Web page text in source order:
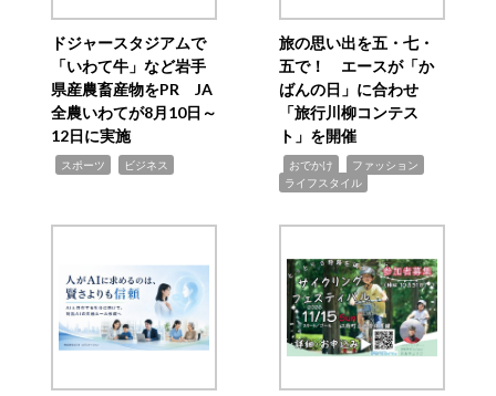
ドジャースタジアムで
「いわて牛」など岩手
県産農畜産物をPR JA
全農いわてが8月10日～
12日に実施
スポーツ ビジネス
旅の思い出を五・七・
五で！ エースが「か
ばんの日」に合わせ
「旅行川柳コンテス
ト」を開催
おでかけ ファッション
ライフスタイル